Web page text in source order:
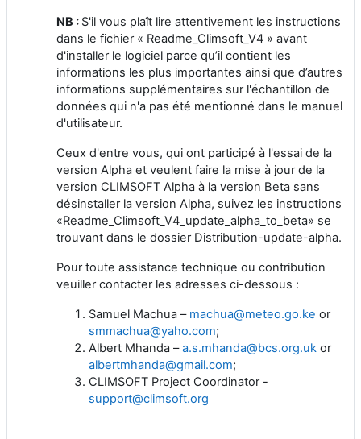
NB : S'il vous plaît lire attentivement les instructions
dans le fichier « Readme_Climsoft_V4 » avant
d'installer le logiciel parce qu’il contient les
informations les plus importantes ainsi que d’autres
informations supplémentaires sur l'échantillon de
données qui n'a pas été mentionné dans le manuel
d'utilisateur.
Ceux d'entre vous, qui ont participé à l'essai de la
version Alpha et veulent faire la mise à jour de la
version CLIMSOFT Alpha à la version Beta sans
désinstaller la version Alpha, suivez les instructions
«Readme_Climsoft_V4_update_alpha_to_beta» se
trouvant dans le dossier Distribution-update-alpha.
Pour toute assistance technique ou contribution
veuiller contacter les adresses ci-dessous :
Samuel Machua – machua@meteo.go.ke or
smmachua@yaho.com;
Albert Mhanda –a.s.mhanda@bcs.org.uk or
albertmhanda@gmail.com;
CLIMSOFT Project Coordinator -
support@climsoft.org